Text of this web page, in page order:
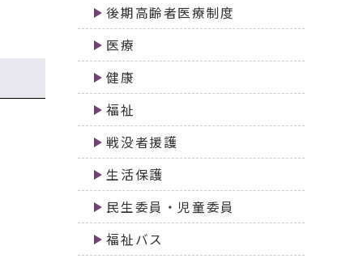
後期高齢者医療制度
医療
健康
福祉
戦没者援護
生活保護
民生委員・児童委員
福祉バス